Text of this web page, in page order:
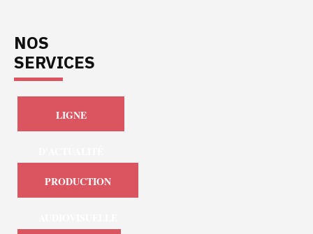
NOS
SERVICES
LIGNE
PRODUCTION